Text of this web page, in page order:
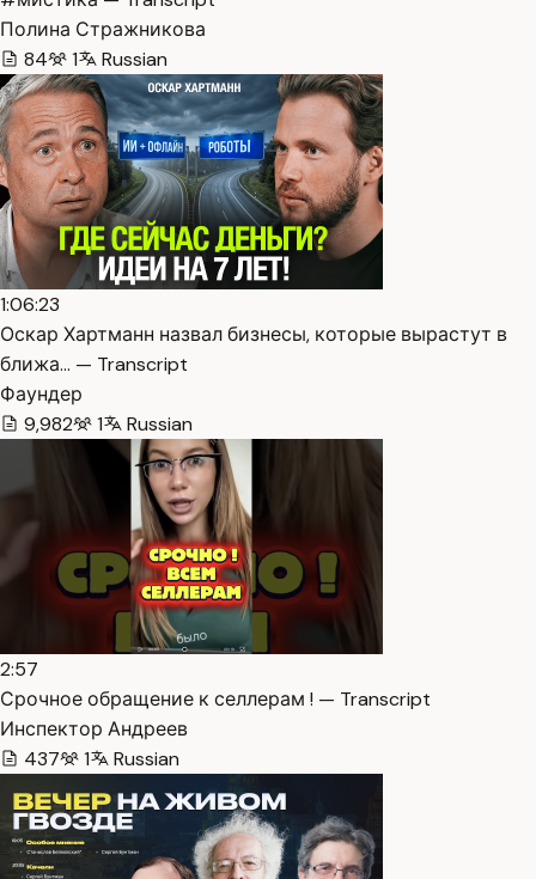
Полина Стражникова
84
1 Russian
1:06:23
Оскар Хартманн назвал бизнесы, которые вырастут в
ближа… — Transcript
Фаундер
9,982
1 Russian
2:57
Срочное обращение к селлерам ! — Transcript
Инспектор Андреев
437
1 Russian